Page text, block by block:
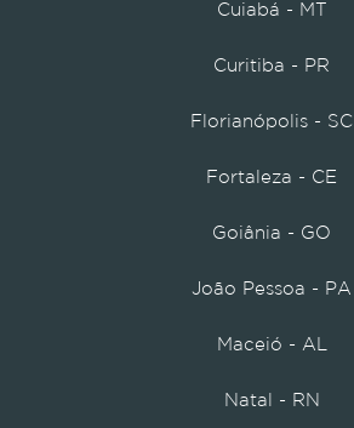
Cuiabá - MT
Curitiba - PR
Florianópolis - SC
Fortaleza - CE
Goiânia - GO
João Pessoa - PA
Maceió - AL
Natal - RN